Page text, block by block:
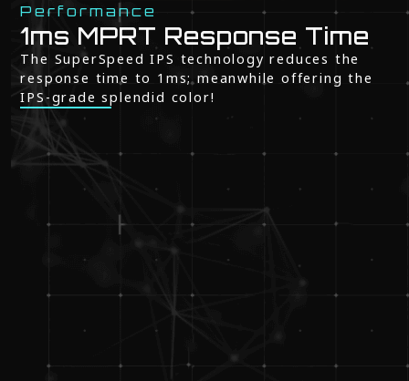
Performance
1ms MPRT Response Time
The SuperSpeed IPS technology reduces the
response time to 1ms; meanwhile offering the
IPS-grade splendid color!